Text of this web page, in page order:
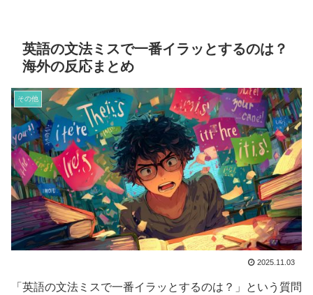
英語の文法ミスで一番イラッとするのは？
海外の反応まとめ
その他
2025.11.03
「英語の文法ミスで一番イラッとするのは？」という質問